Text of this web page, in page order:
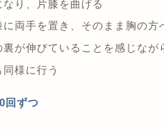
なり、片膝を曲げる
に両手を置き、そのまま胸の方
裏が伸びていることを感じなが
様に行う
回ずつ